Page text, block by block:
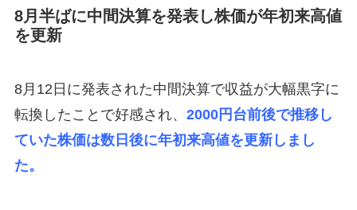
8月半ばに中間決算を発表し株価が年初来高値
を更新
8月12日に発表された中間決算で収益が大幅黒字に
転換したことで好感され、 2000円台前後で推移し
ていた株価は数日後に年初来高値を更新しまし
た。